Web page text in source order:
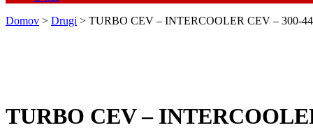
Domov > Drugi > TURBO CEV – INTERCOOLER CEV – 300-
TURBO CEV –